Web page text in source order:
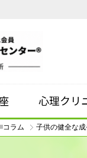
心理クリ
コラム 子供の健全な